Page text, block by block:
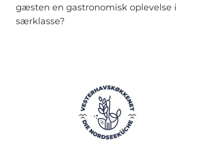
gæsten en gastronomisk oplevelse i
særklasse?